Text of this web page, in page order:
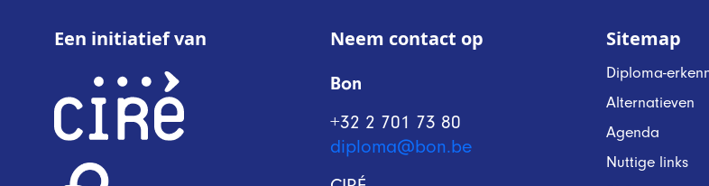
Een initiatief van Neem contact op
Bon
+32 2 701 73 80
diploma@bon.be
Sitemap
Diploma-
Alternatieven
Agenda
Nuttige links